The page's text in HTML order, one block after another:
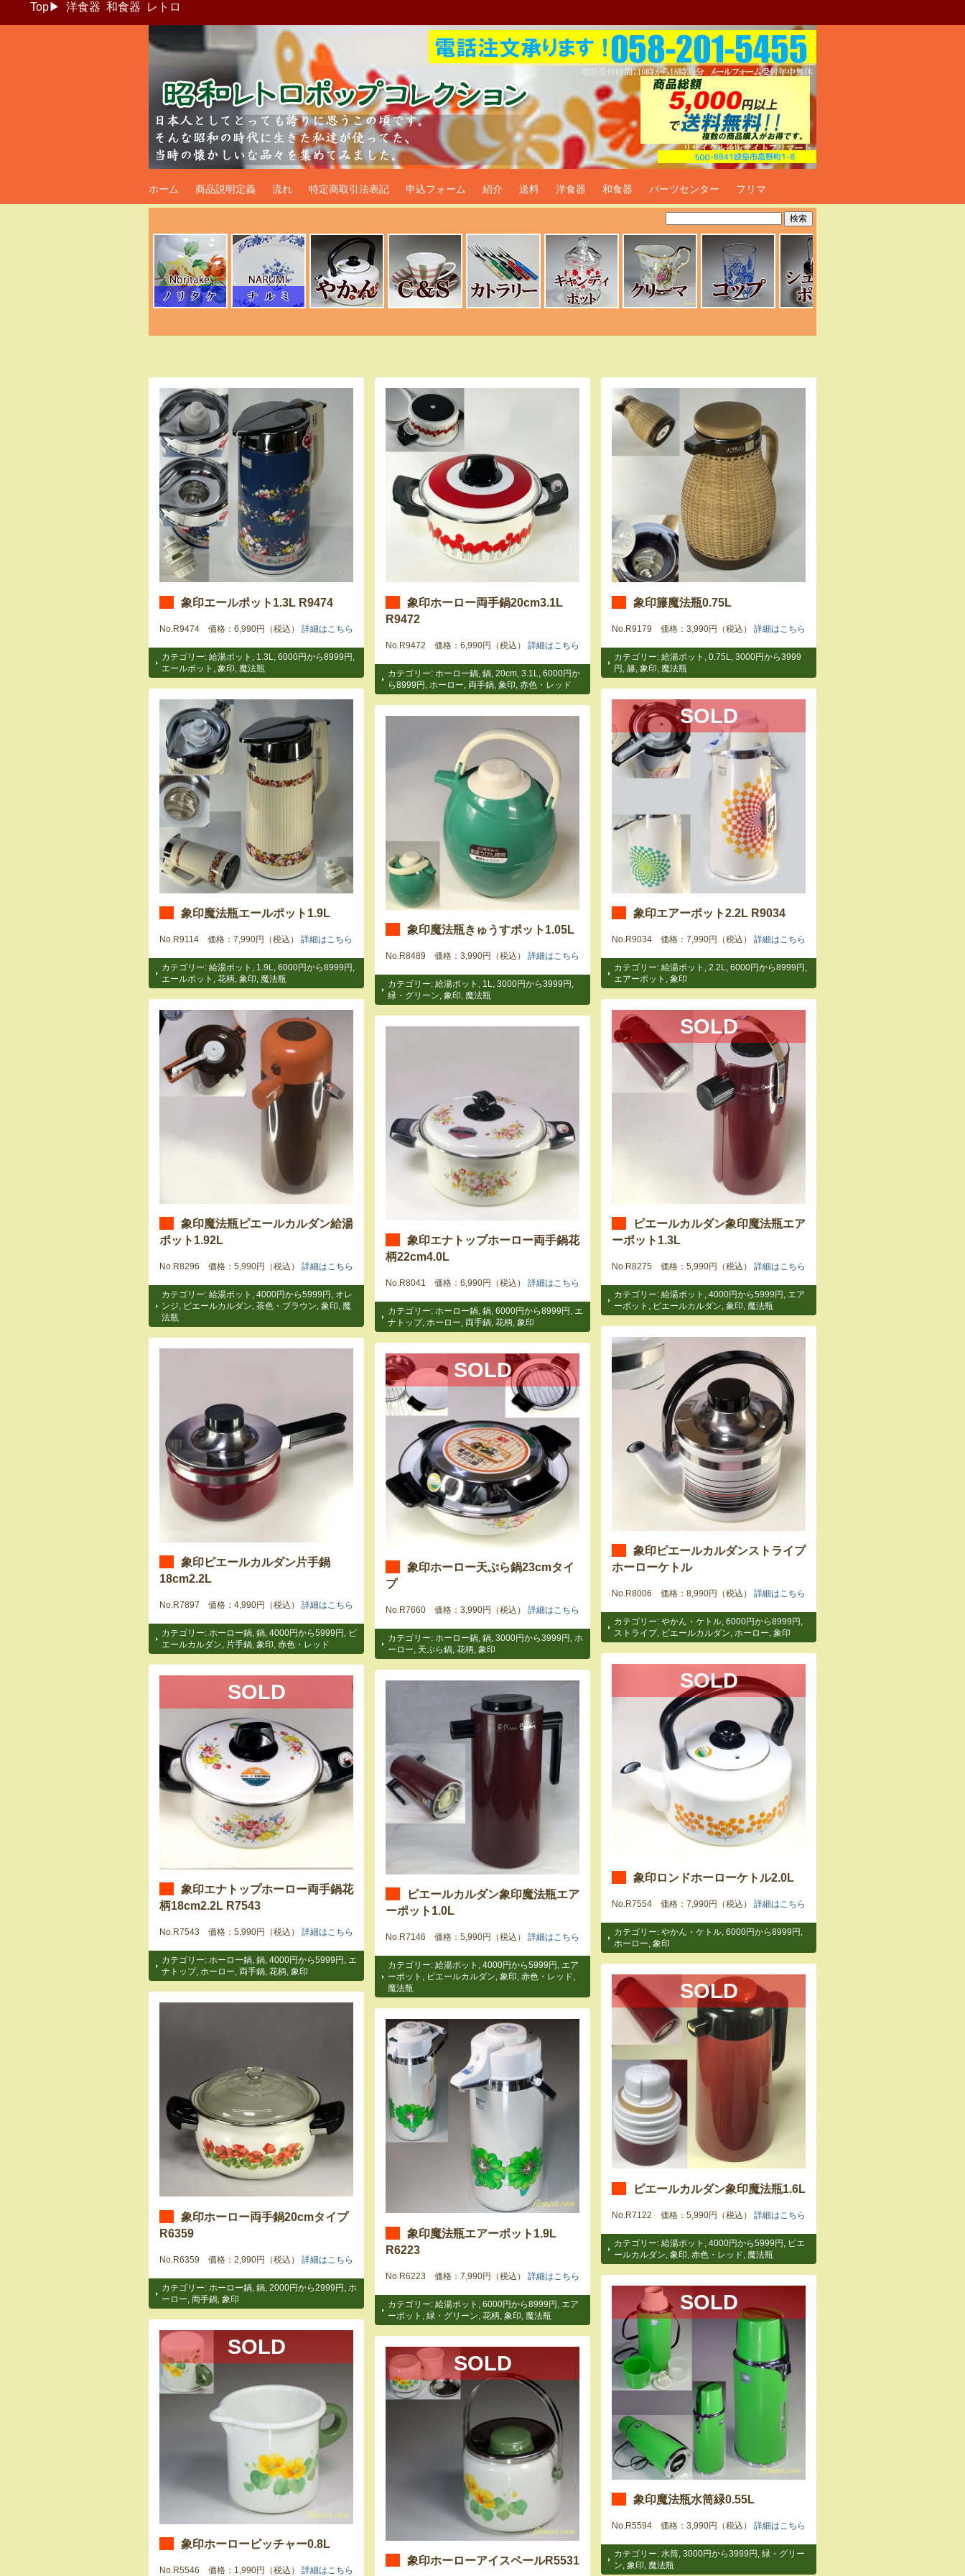
Top▶ 洋食器 和食器 レトロ
昭和レトロポップ食器生活雑貨通販＠フリマート
ホーム 商品説明定義 流れ 特定商取引法表記 申込フォーム 紹介 送料 洋食器 和食器 パーツセンター フリマ
象印エールポット1.3L R9474
No.R9474 価格：6,990円（税込） 詳細はこちら
カテゴリー: 給湯ポット 1.3L 6000円から8999円
エールポット
象印 魔法瓶
象印ホーロー両手鍋20cm3.1L
R9472
No.R9472 価格：6,990円（税込） 詳細はこちら
カテゴリー: ホーロー鍋 鍋 20cm 3.1L
6000円か
ら8999円
ホーロー 両手鍋 象印 赤色・レッド
象印籐魔法瓶0.75L
No.R9179 価格：3,990円（税込） 詳細はこちら
カテゴリー: 給湯ポット 0.75L
3000円から3999
円
籐 象印 魔法瓶
象印魔法瓶エールポット1.9L
No.R9114 価格：7,990円（税込） 詳細はこちら
カテゴリー: 給湯ポット 1.9L 6000円から8999円
エールポット
花柄 象印 魔法瓶
SOLD
象印エアーポット2.2L R9034
No.R9034 価格：7,990円（税込） 詳細はこちら
カテゴリー: 給湯ポット 2.2L 6000円から8999円
エアーポット
象印
象印魔法瓶きゅうすポット1.05L
No.R8489 価格：3,990円（税込） 詳細はこちら
カテゴリー: 給湯ポット 1L 3000円から3999円
緑・グリーン 象印 魔法瓶
象印魔法瓶ピエールカルダン給湯
ポット1.92L
No.R8296 価格：5,990円（税込） 詳細はこちら
カテゴリー: 給湯ポット 4000円から5999円
オレ
ンジ
ピエールカルダン 茶色・ブラウン 象印
魔
法瓶
SOLD
ピエールカルダン象印魔法瓶エア
ーポット1.3L
No.R8275 価格：5,990円（税込） 詳細はこちら
カテゴリー: 給湯ポット 4000円から5999円
エア
ーポット
ピエールカルダン 象印 魔法瓶
象印エナトップホーロー両手鍋花
柄22cm4.0L
No.R8041 価格：6,990円（税込） 詳細はこちら
カテゴリー: ホーロー鍋 鍋 6000円から8999円
エ
ナトップ, ホーロー 両手鍋 花柄 象印
象印ピエールカルダンストライプ
ホーローケトル
No.R8006 価格：8,990円（税込） 詳細はこちら
カテゴリー: やかん・ケトル 6000円から8999円
ストライプ, ピエールカルダン ホーロー 象印
象印ピエールカルダン片手鍋
18cm2.2L
No.R7897 価格：4,990円（税込） 詳細はこちら
カテゴリー: ホーロー鍋 鍋 4000円から5999円
ピ
エールカルダン
片手鍋 象印 赤色・レッド
SOLD
象印ホーロー天ぷら鍋23cmタイ
プ
No.R7660 価格：3,990円（税込） 詳細はこちら
カテゴリー: ホーロー鍋 鍋 3000円から3999円
ホ
ーロー
天ぷら鍋 花柄 象印
SOLD
象印ロンドホーローケトル2.0L
No.R7554 価格：7,990円（税込） 詳細はこちら
カテゴリー: やかん・ケトル 6000円から8999円
ホーロー 象印
SOLD
象印エナトップホーロー両手鍋花
柄18cm2.2L R7543
No.R7543 価格：5,990円（税込） 詳細はこちら
カテゴリー: ホーロー鍋 鍋 4000円から5999円
エ
ナトップ ホーロー 両手鍋 花柄 象印
ピエールカルダン象印魔法瓶エア
ーポット1.0L
No.R7146 価格：5,990円（税込） 詳細はこちら
カテゴリー: 給湯ポット 4000円から5999円
エア
ーポット
ピエールカルダン 象印 赤色・レッド
魔法瓶
SOLD
ピエールカルダン象印魔法瓶1.6L
No.R7122 価格：5,990円（税込） 詳細はこちら
カテゴリー: 給湯ポット 4000円から5999円
ピエ
ールカルダン 象印 赤色・レッド 魔法瓶
象印ホーロー両手鍋20cmタイプ
R6359
No.R6359 価格：2,990円（税込） 詳細はこちら
カテゴリー: ホーロー鍋 鍋 2000円から2999円
ホ
ーロー
両手鍋 象印
象印魔法瓶エアーポット1.9L
R6223
No.R6223 価格：7,990円（税込） 詳細はこちら
カテゴリー: 給湯ポット 6000円から8999円
エア
ーポット
緑・グリーン 花柄 象印 魔法瓶
SOLD
象印魔法瓶水筒緑0.55L
No.R5594 価格：3,990円（税込） 詳細はこちら
カテゴリー: 水筒 3000円から3999円
緑・グリー
ン 象印 魔法瓶
SOLD
象印ホーローピッチャー0.8L
No.R5546 価格：1,990円（税込） 詳細はこちら
SOLD
象印ホーローアイスペールR5531